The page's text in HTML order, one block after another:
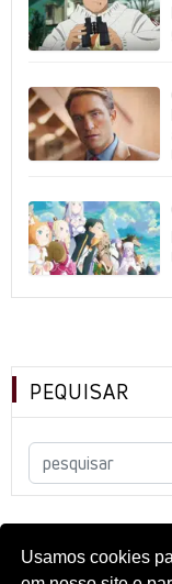
Usamos cookies
PEQUISAR